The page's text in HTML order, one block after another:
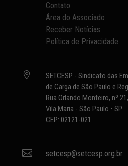
Contato
Área do Associado
Receber Notícias
Política de Privacidade

SETCESP - Sindicato das
de Carga de São Paulo e
Rua Orlando Monteiro, nº
Vila Maria - São Paulo • SP
CEP: 02121-021
 setcesp@setcesp.org.br